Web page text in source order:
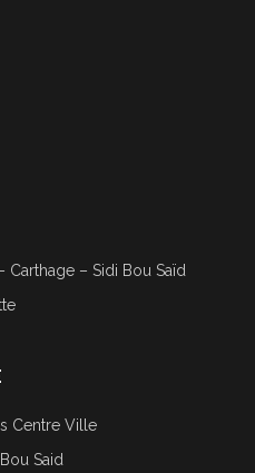
Carthage – Sidi Bou Saïd
Centre Ville
Said